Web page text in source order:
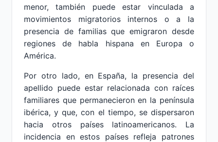
menor, también puede estar vinculada a
movimientos migratorios internos o a la
presencia de familias que emigraron desde
regiones de habla hispana en Europa o
América.
Por otro lado, en España, la presencia del
apellido puede estar relacionada con raíces
familiares que permanecieron en la península
ibérica, y que, con el tiempo, se dispersaron
hacia otros países latinoamericanos. La
incidencia en estos países refleja patrones